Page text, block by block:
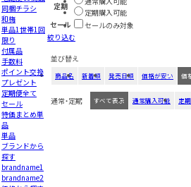
同梱チラシ
和梅
単品1世帯1回
限り
付属品
手数料
ポイント交換
プレゼント
定期便全て
セール
特価まとめ単
品
単品
ブランドから
探す
brandname1
brandname2
定期
定期購入可能
セール
セールのみ対象
絞り込む
並び替え
商品名 新着順 発売日順 価格が安い 価
通常・定期 すべて表示 通常購入可能 定